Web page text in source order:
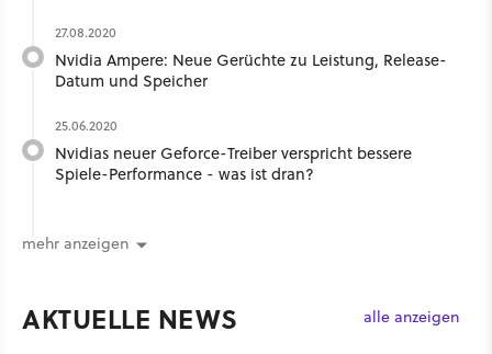
27.08.2020
Nvidia Ampere: Neue Gerüchte zu Leistung, Release-
Datum und Speicher
25.06.2020
Nvidias neuer Geforce-Treiber verspricht bessere
Spiele-Performance - was ist dran?
mehr anzeigen
AKTUELLE NEWS alle anzeigen